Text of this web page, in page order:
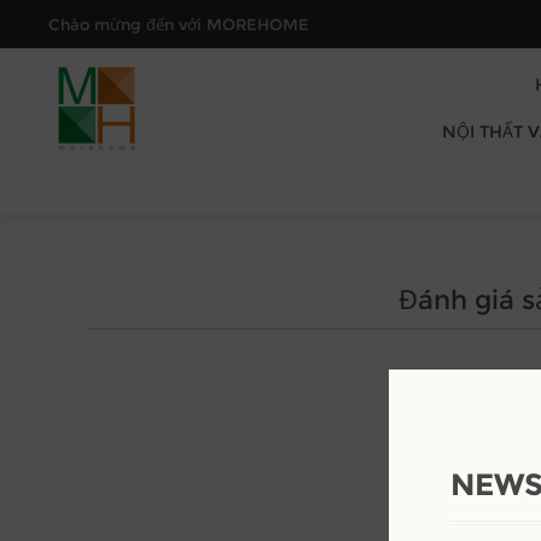
Chào mừng đến với MOREHOME
NỘI THẤT
Đánh giá